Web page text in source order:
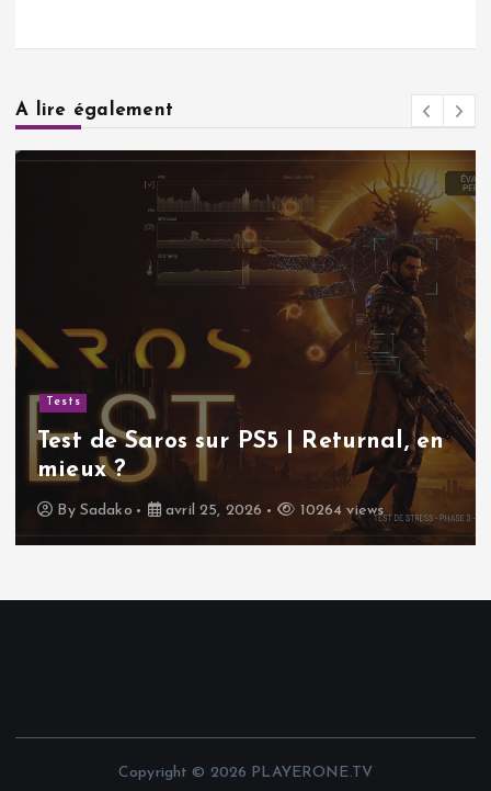
A lire également
Tests
Test de Saros sur PS5 | Returnal, en
mieux ?
By Sadako avril 25, 2026 10264 views
Copyright © 2026 PLAYERONE.TV